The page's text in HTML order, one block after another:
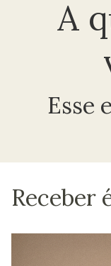
A
Esse
Receber